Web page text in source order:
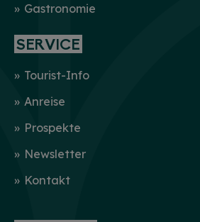
Gastronomie
SERVICE
Tourist-Info
Anreise
Prospekte
Newsletter
Kontakt